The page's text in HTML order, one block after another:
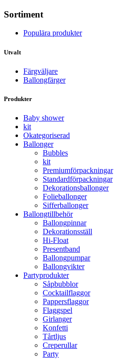
Sortiment
Populära produkter
Utvalt
Färgväljare
Ballongfärger
Produkter
Baby shower
kit
Okategoriserad
Ballonger
Bubbles
kit
Premium­förpackningar
Standard­­förpackningar
Dekorations­ballonger
Folie­­­ballonger
Siffer­­ballonger
Ballong­tillbehör
Ballongpinnar
Dekorationsställ
Hi-Float
Presentband
Ballongpumpar
Ballong­vikter
Party­­produkter
Såpbubblor
Cocktail­flaggor
Pappers­flaggor
Flaggspel
Girlanger
Konfetti
Tårtljus
Creperullar
Party